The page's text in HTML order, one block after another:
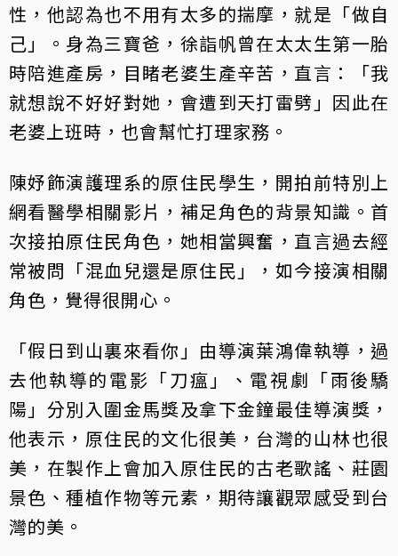
性，他認為也不用有太多的揣摩，就是「做自
己」。身為三寶爸，徐詣帆曾在太太生第一胎
時陪進產房，目睹老婆生產辛苦，直言：「我
就想說不好好對她，會遭到天打雷劈」因此在
老婆上班時，也會幫忙打理家務。
陳妤飾演護理系的原住民學生，開拍前特別上
網看醫學相關影片，補足角色的背景知識。首
次接拍原住民角色，她相當興奮，直言過去經
常被問「混血兒還是原住民」，如今接演相關
角色，覺得很開心。
「假日到山裏來看你」由導演葉鴻偉執導，過
去他執導的電影「刀瘟」、電視劇「雨後驕
陽」分別入圍金馬獎及拿下金鐘最佳導演獎，
他表示，原住民的文化很美，台灣的山林也很
美，在製作上會加入原住民的古老歌謠、莊園
景色、種植作物等元素，期待讓觀眾感受到台
灣的美。